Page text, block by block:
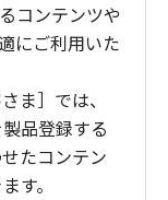
コンテンツや
にご利用いた
ま］では、
品登録する
たコンテン
す。